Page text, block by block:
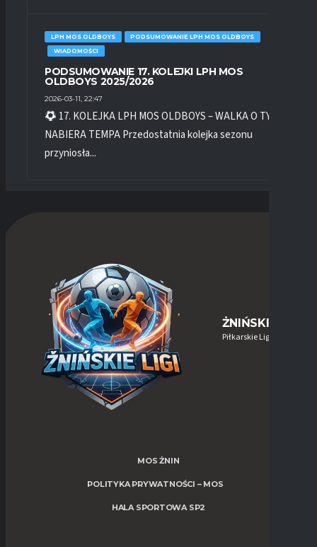
LPH MOS OLDBOYS
PODSUMOWANIE LPH MOS OLDBOYS
WIADOMOŚCI
PODSUMOWANIE 17. KOLEJKI LPH MOS
OLDBOYS 2025/2026
2026-03-11, 22:47
17. KOLEJKA LPH MOS OLDBOYS – WALKA O TYTUŁ
NABIERA TEMPA Przedostatnia kolejka sezonu
przyniosła...
ŻNIŃSKIE-LIGI
Piłkarskie Ligi w Żninie
MOS ŻNIN
POLITYKA PRYWATNOŚCI – MOS
HALA SPORTOWA SP2